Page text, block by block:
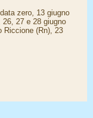
zero, 13 giugno
26, 27 e 28 giugno
Riccione (Rn), 23